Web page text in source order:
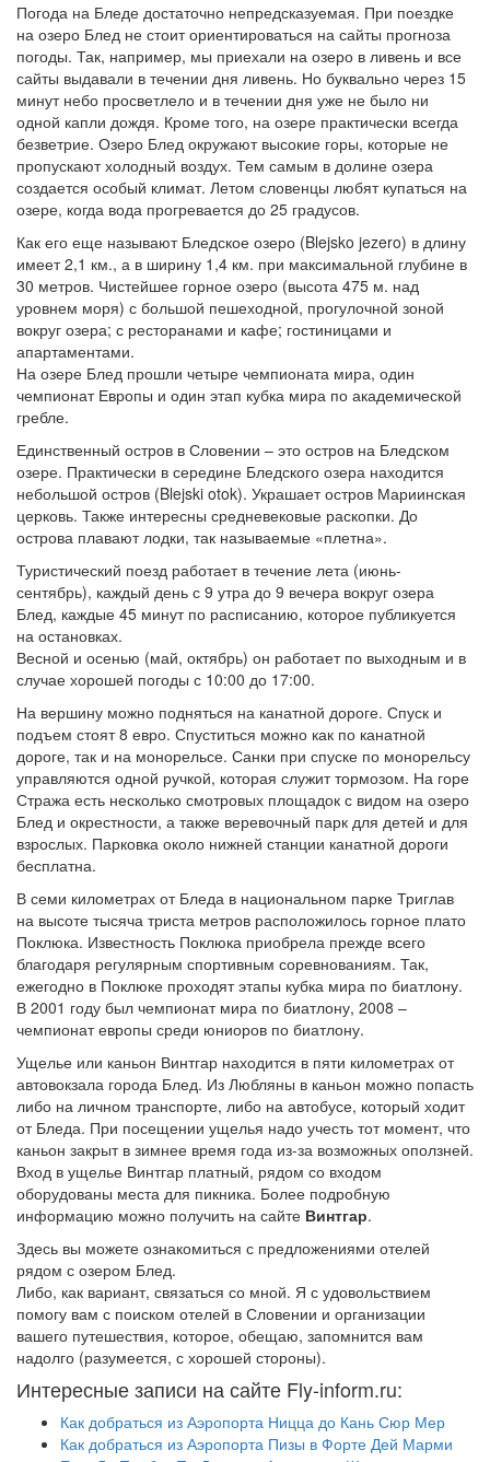
Погода на Бледе достаточно непредсказуемая. При поездке
на озеро Блед не стоит ориентироваться на сайты прогноза
погоды. Так, например, мы приехали на озеро в ливень и все
сайты выдавали в течении дня ливень. Но буквально через 15
минут небо просветлело и в течении дня уже не было ни
одной капли дождя. Кроме того, на озере практически всегда
безветрие. Озеро Блед окружают высокие горы, которые не
пропускают холодный воздух. Тем самым в долине озера
создается особый климат. Летом словенцы любят купаться на
озере, когда вода прогревается до 25 градусов.
Как его еще называют Бледское озеро (Blejsko jezero) в длину
имеет 2,1 км., а в ширину 1,4 км. при максимальной глубине в
30 метров. Чистейшее горное озеро (высота 475 м. над
уровнем моря) с большой пешеходной, прогулочной зоной
вокруг озера; с ресторанами и кафе; гостиницами и
апартаментами.
На озере Блед прошли четыре чемпионата мира, один
чемпионат Европы и один этап кубка мира по академической
гребле.
Единственный остров в Словении – это остров на Бледском
озере. Практически в середине Бледского озера находится
небольшой остров (Blejski otok). Украшает остров Мариинская
церковь. Также интересны средневековые раскопки. До
острова плавают лодки, так называемые «плетна».
Туристический поезд работает в течение лета (июнь-
сентябрь), каждый день с 9 утра до 9 вечера вокруг озера
Блед, каждые 45 минут по расписанию, которое публикуется
на остановках.
Весной и осенью (май, октябрь) он работает по выходным и в
случае хорошей погоды с 10:00 до 17:00.
На вершину можно подняться на канатной дороге. Спуск и
подъем стоят 8 евро. Спуститься можно как по канатной
дороге, так и на монорельсе. Санки при спуске по монорельсу
управляются одной ручкой, которая служит тормозом. На горе
Стража есть несколько смотровых площадок с видом на озеро
Блед и окрестности, а также веревочный парк для детей и для
взрослых. Парковка около нижней станции канатной дороги
бесплатна.
В семи километрах от Бледа в национальном парке Триглав
на высоте тысяча триста метров расположилось горное плато
Поклюка. Известность Поклюка приобрела прежде всего
благодаря регулярным спортивным соревнованиям. Так,
ежегодно в Поклюке проходят этапы кубка мира по биатлону.
В 2001 году был чемпионат мира по биатлону, 2008 –
чемпионат европы среди юниоров по биатлону.
Ущелье или каньон Винтгар находится в пяти километрах от
автовокзала города Блед. Из Любляны в каньон можно попасть
либо на личном транспорте, либо на автобусе, который ходит
от Бледа. При посещении ущелья надо учесть тот момент, что
каньон закрыт в зимнее время года из-за возможных оползней.
Вход в ущелье Винтгар платный, рядом со входом
оборудованы места для пикника. Более подробную
информацию можно получить на сайте Винтгар.
Здесь вы можете ознакомиться с предложениями отелей
рядом с озером Блед.
Либо, как вариант, связаться со мной. Я с удовольствием
помогу вам с поиском отелей в Словении и организации
вашего путешествия, которое, обещаю, запомнится вам
надолго (разумеется, с хорошей стороны).
Интересные записи на сайте Fly-inform.ru:
Как добраться из Аэропорта Ницца до Кань Сюр Мер
Как добраться из Аэропорта Пизы в Форте Дей Марми